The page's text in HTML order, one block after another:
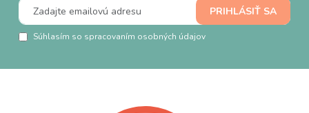
Súhlasím so spracovaním osobných údajov